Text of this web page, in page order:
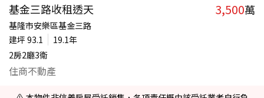
基金三路收租透天 3,500萬
基隆市安樂區基金三路
建坪 93.1
19.1年
2房2廳3衛
住商不動產